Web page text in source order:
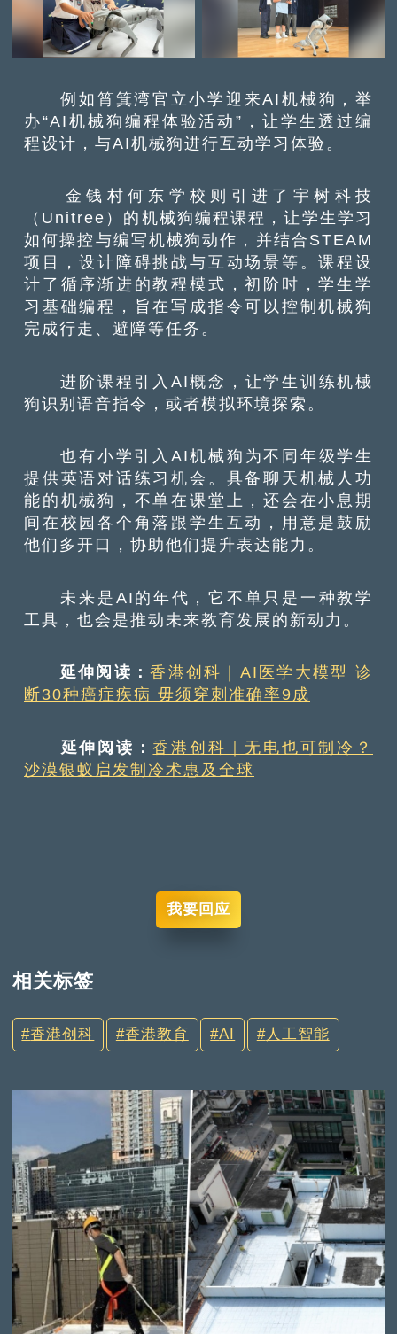
例如筲箕湾官立小学迎来AI机械狗，举
办“AI机械狗编程体验活动”，让学生透过编
程设计，与AI机械狗进行互动学习体验。
金钱村何东学校则引进了宇树科技
（Unitree）的机械狗编程课程，让学生学习
如何操控与编写机械狗动作，并结合STEAM
项目，设计障碍挑战与互动场景等。课程设
计了循序渐进的教程模式，初阶时，学生学
习基础编程，旨在写成指令可以控制机械狗
完成行走、避障等任务。
进阶课程引入AI概念，让学生训练机械
狗识别语音指令，或者模拟环境探索。
也有小学引入AI机械狗为不同年级学生
提供英语对话练习机会。具备聊天机械人功
能的机械狗，不单在课堂上，还会在小息期
间在校园各个角落跟学生互动，用意是鼓励
他们多开口，协助他们提升表达能力。
未来是AI的年代，它不单只是一种教学
工具，也会是推动未来教育发展的新动力。
延伸阅读：香港创科｜AI医学大模型 诊
断30种癌症疾病 毋须穿刺准确率9成
延伸阅读：香港创科｜无电也可制冷？
沙漠银蚁启发制冷术惠及全球
我要回应
相关标签
香港创科 香港教育 AI 人工智能